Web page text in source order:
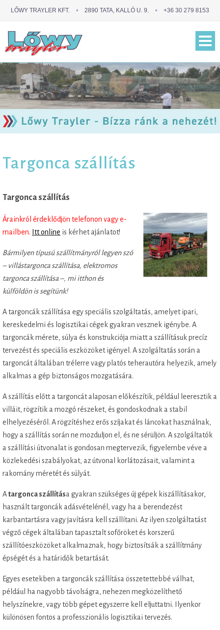
LŐWY TRAYLER KFT. • 2890 TATA, KALLÓ U. 9. • +36 30 279 8153
Targonca szállítás
Targonca szállítás
Árainkról érdeklődjön telefonon vagy e-
mailben. Itt online is kérhet ajánlatot!
Bármilyen típusú szállítmányról legyen szó
– villástargonca szállítása, elektromos
targonca szállítása –, mi itthon és
külföldön is segítünk!
A targoncák szállítása egy speciális szolgáltatás, amelyet ipari,
kereskedelmi és logisztikai cégek gyakran vesznek igénybe. A
targoncák mérete, súlya és konstrukciója miatt a szállításuk precíz
tervezést és speciális eszközöket igényel. A szolgáltatás során a
targoncát általában trélerre vagy platós teherautóra helyezik, amely
alkalmas a gép biztonságos mozgatására.
A szállítás előtt a targoncát alaposan előkészítik, például leeresztik a
villáit, rögzítik a mozgó részeket, és gondoskodnak a stabil
elhelyezéséről. A rögzítéshez erős szíjakat és láncokat használnak,
hogy a szállítás során ne mozduljon el, és ne sérüljön. A szolgáltatók
a szállítási útvonalat is gondosan megtervezik, figyelembe véve a
közlekedési szabályokat, az útvonal korlátozásait, valamint a
rakomány méretét és súlyát.
Atargonca szállítása gyakran szükséges új gépek kiszállításakor,
használt targoncák adásvételénél, vagy ha a berendezést
karbantartásra vagy javításra kell szállítani. Az ilyen szolgáltatást
végző cégek általában tapasztalt sofőröket és korszerű
szállítóeszközöket alkalmaznak, hogy biztosítsák a szállítmány
épségét és a határidők betartását.
Egyes esetekben a targoncák szállítása összetettebbé válhat,
például ha nagyobb távolságra, nehezen megközelíthető
helyszínekre, vagy több gépet egyszerre kell eljuttatni. Ilyenkor
különösen fontos a professzionális logisztikai tervezés.